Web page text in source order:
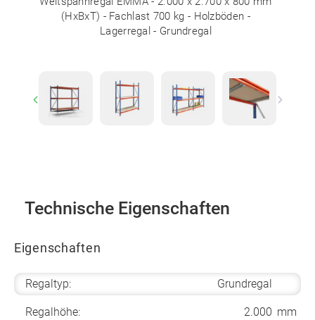
(HxBxT) - Fachlast 700 kg - Holzböden -
Lagerregal - Grundregal
Previous Next
Technische Eigenschaften
Eigenschaften
Regaltyp: Grundregal
Regalhöhe: 2.000 mm